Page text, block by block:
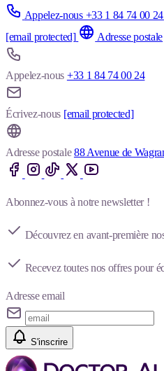
Appelez-nous +33 1 84 74 00 24
[email protected]
Adresse postale
Appelez-nous +33 1 84 74 00 24
Écrivez-nous [email protected]
Adresse postale 88 Avenue de
Abonnez-vous à notre newsletter !
Découvrez en avant-première
Recevez toutes nos offres pour
Adresse email
S'inscrire